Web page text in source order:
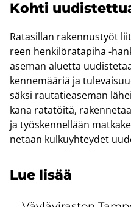
Kohti
Ra­ta­sil­lan ra­ken­nus­työt
reen hen­ki­lö­ra­ta­pi­ha -​
ase­man aluet­ta
ken­ne­mää­riä ja
säk­si rau­ta­tie­a­se­man
ka­na ra­ta­töi­tä,
ja työs­ken­nel­lään
ne­taan kul­ku­yh­tey­det
Lue lisää